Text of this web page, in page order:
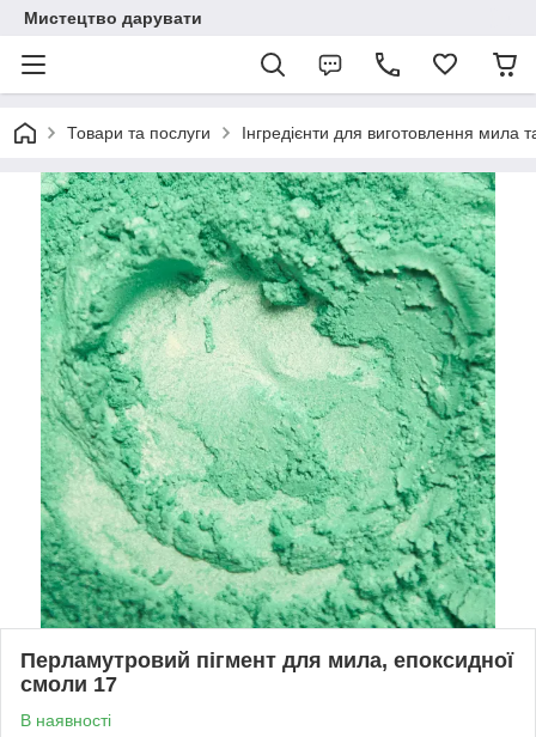
Мистецтво дарувати
Товари та послуги Інгредієнти для виготовлення мила
Перламутровий пігмент для мила, епоксидної
смоли 17
В наявності